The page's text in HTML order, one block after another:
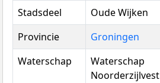
Stadsdeel
Oude Wijken
Provincie
Groningen
Waterschap
Waterschap
Noorderzijlvest